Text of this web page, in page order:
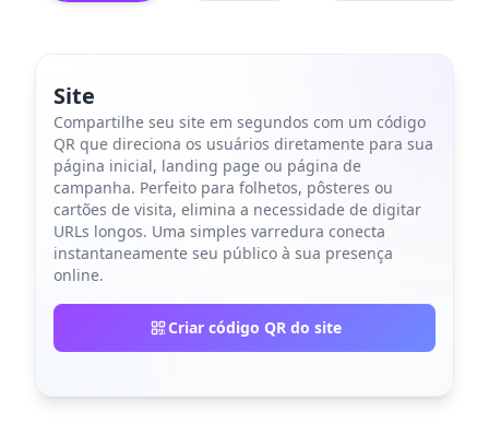
Site
Compartilhe seu site em segundos com um código
QR que direciona os usuários diretamente para sua
página inicial, landing page ou página de
campanha. Perfeito para folhetos, pôsteres ou
cartões de visita, elimina a necessidade de digitar
URLs longos. Uma simples varredura conecta
instantaneamente seu público à sua presença
online.
Criar código QR do site